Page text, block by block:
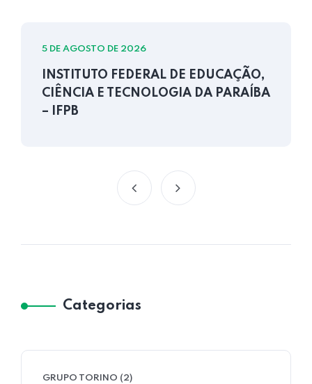
5 DE AGOSTO DE 2026
INSTITUTO FEDERAL DE EDUCAÇÃO,
CIÊNCIA E TECNOLOGIA DA PARAÍBA
– IFPB
Categorias
GRUPO TORINO (2)